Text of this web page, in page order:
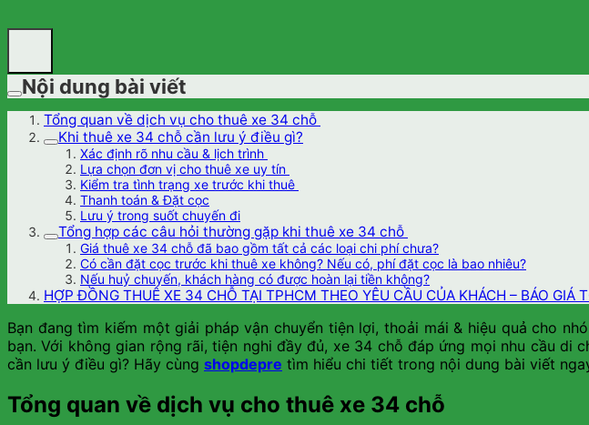
Nội dung bài viết
Tổng quan về dịch vụ cho thuê xe 34 chỗ
Khi thuê xe 34 chỗ cần lưu ý điều gì?
Xác định rõ nhu cầu & lịch trình
Lựa chọn đơn vị cho thuê xe uy tín
Kiểm tra tình trạng xe trước khi thuê
Thanh toán & Đặt cọc
Lưu ý trong suốt chuyến đi
Tổng hợp các câu hỏi thường gặp khi thuê xe 34 chỗ
Giá thuê xe 34 chỗ đã bao gồm tất cả các loại chi phí chưa?
Có cần đặt cọc trước khi thuê xe không? Nếu có, phí đặt cọc là bao nhiêu?
Nếu huỷ chuyến, khách hàng có được hoàn lại tiền không?
HỢP ĐỒNG THUÊ XE 34 CHỖ TẠI TPHCM THEO YÊU CẦU CỦA KHÁCH – BÁO GIÁ
Bạn đang tìm kiếm một giải pháp vận chuyển tiện lợi, thoải mái & hiệu quả cho
bạn. Với không gian rộng rãi, tiện nghi đầy đủ, xe 34 chỗ đáp ứng mọi nhu cầu
cần lưu ý điều gì? Hãy cùng shopdepre tìm hiểu chi tiết trong nội dung bài viết
Tổng quan về dịch vụ cho thuê xe 34 chỗ